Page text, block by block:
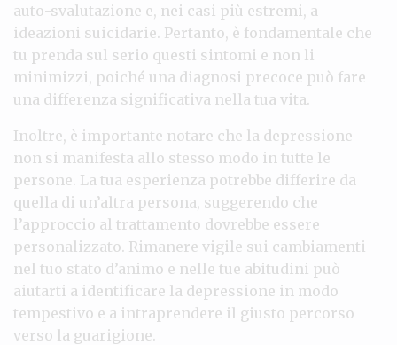
auto-svalutazione e, nei casi più estremi, a
ideazioni suicidarie. Pertanto, è fondamentale che
tu prenda sul serio questi sintomi e non li
minimizzi, poiché una diagnosi precoce può fare
una differenza significativa nella tua vita.
Inoltre, è importante notare che la depressione
non si manifesta allo stesso modo in tutte le
persone. La tua esperienza potrebbe differire da
quella di un’altra persona, suggerendo che
l’approccio al trattamento dovrebbe essere
personalizzato. Rimanere vigile sui cambiamenti
nel tuo stato d’animo e nelle tue abitudini può
aiutarti a identificare la depressione in modo
tempestivo e a intraprendere il giusto percorso
verso la guarigione.